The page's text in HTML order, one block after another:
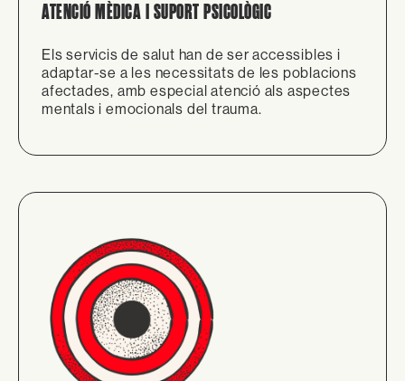
ATENCIÓ MÈDICA I SUPORT PSICOLÒGIC
Els servicis de salut han de ser accessibles i
adaptar-se a les necessitats de les poblacions
afectades, amb especial atenció als aspectes
mentals i emocionals del trauma.